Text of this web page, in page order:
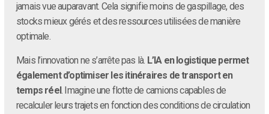
jamais vue auparavant. Cela signifie moins de gaspillage, des
stocks mieux gérés et des ressources utilisées de manière
optimale.
Mais l’innovation ne s’arrête pas là. L’IA en logistique permet
également d’optimiser les itinéraires de transport en
temps réel. Imagine une flotte de camions capables de
recalculer leurs trajets en fonction des conditions de circulation